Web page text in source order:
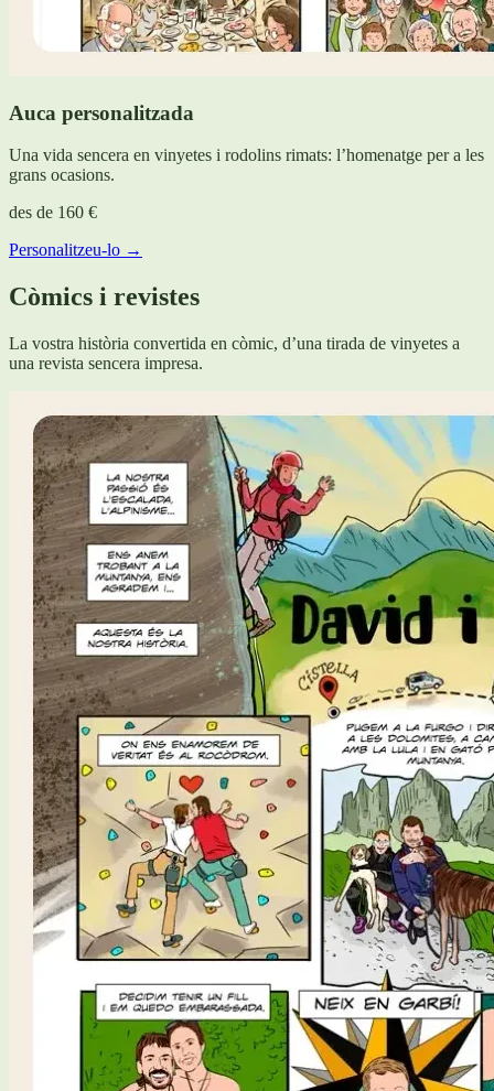
Auca personalitzada
Una vida sencera en vinyetes i rodolins rimats: l’homenatge per a les
grans ocasions.
des de 160 €
Personalitzeu-lo →
Còmics i revistes
La vostra història convertida en còmic, d’una tirada de vinyetes a
una revista sencera impresa.